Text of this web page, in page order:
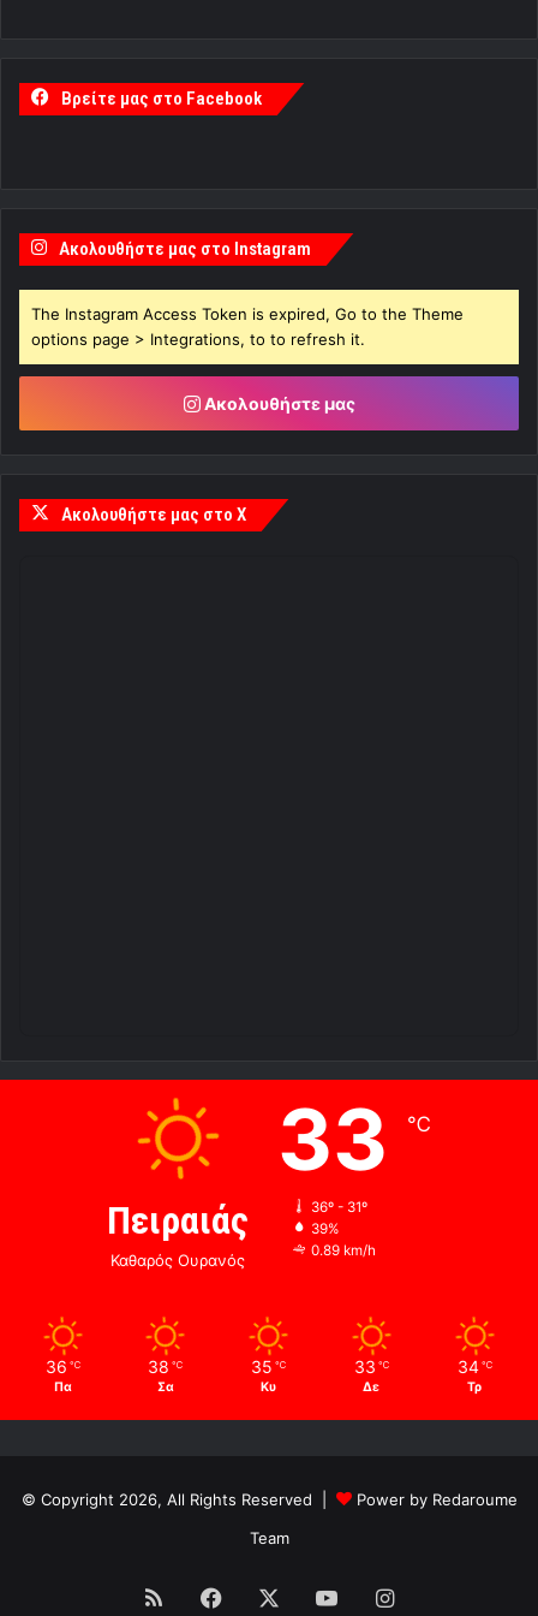
Βρείτε μας στο Facebook
Ακολουθήστε μας στο Instagram
The Instagram Access Token is expired, Go to the Theme
options page > Integrations, to to refresh it.
Ακολουθήστε μας
Ακολουθήστε μας στο X
Πειραιάς
Καθαρός Ουρανός
33 ℃
36º - 31º
39%
0.89 km/h
36 ℃
Πα
38 ℃
Σα
35 ℃
Κυ
33 ℃
Δε
34 ℃
Τρ
© Copyright 2026, All Rights Reserved |
Power by Redaroume
Team
RSS Facebook YouTubeInstagram